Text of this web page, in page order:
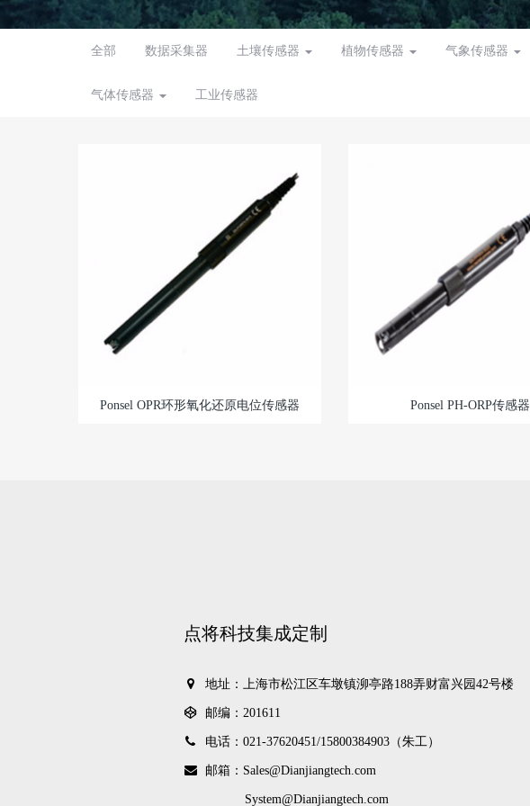
全部 数据采集器 土壤传感器 植物传感器 气象传感器
气体传感器 工业传感器
Ponsel OPR环形氧化还原电位传感器 Ponsel PH-ORP传感器
点将科技集成定制
地址：上海市松江区车墩镇泖亭路188弄财富兴园42号楼
邮编：201611
电话：021-37620451/15800384903（朱工）
邮箱：Sales@Dianjiangtech.com
System@Dianjiangtech.com